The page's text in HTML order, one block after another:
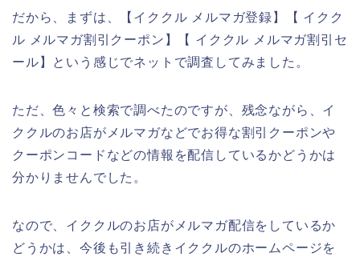
だから、まずは、【イククル メルマガ登録】【 イクク
ル メルマガ割引クーポン】【 イククル メルマガ割引セ
ール】という感じでネットで調査してみました。
ただ、色々と検索で調べたのですが、残念ながら、イ
ククルのお店がメルマガなどでお得な割引クーポンや
クーポンコードなどの情報を配信しているかどうかは
分かりませんでした。
なので、イククルのお店がメルマガ配信をしているか
どうかは、今後も引き続きイククルのホームページを